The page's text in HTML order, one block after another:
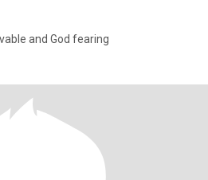
and God fearing